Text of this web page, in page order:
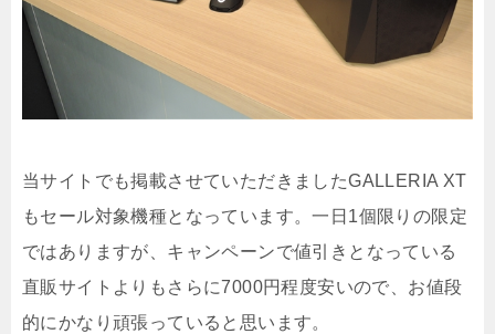
当サイトでも掲載させていただきましたGALLERIA XT
もセール対象機種となっています。一日1個限りの限定
ではありますが、キャンペーンで値引きとなっている
直販サイトよりもさらに7000円程度安いので、お値段
的にかなり頑張っていると思います。